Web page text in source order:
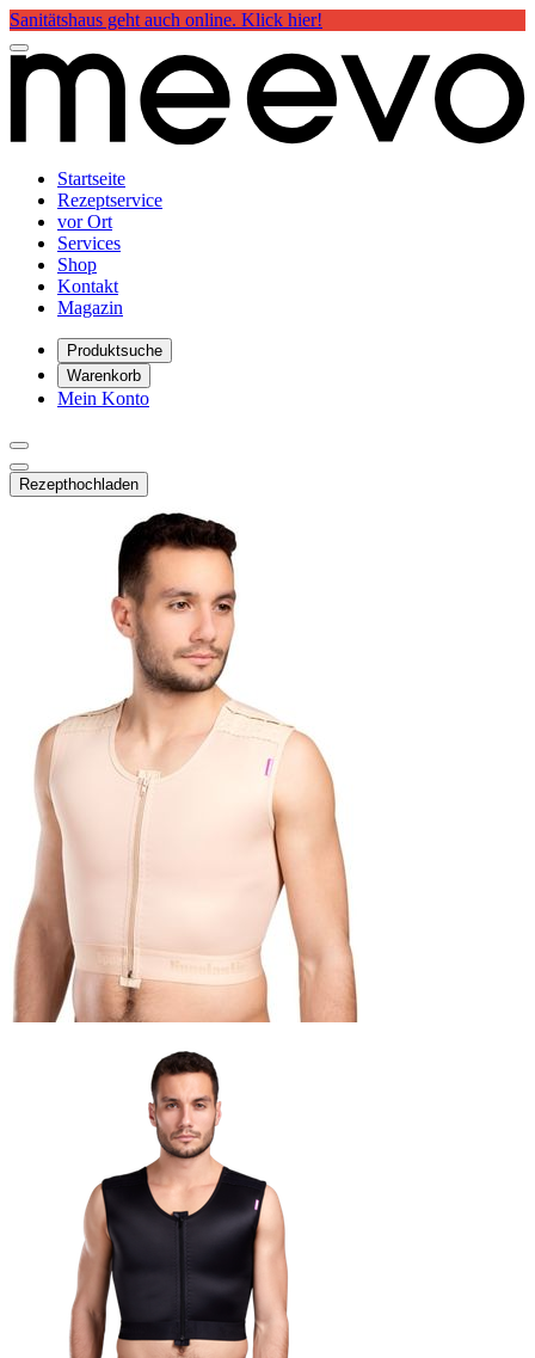
Sanitätshaus geht auch online. Klick hier!
Startseite
Rezeptservice
vor Ort
Services
Shop
Kontakt
Magazin
Produktsuche
Warenkorb
Mein Konto
Rezepthochladen